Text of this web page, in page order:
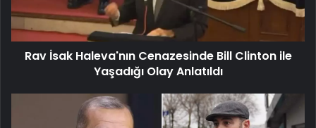
ile
Olay
Anlatıldı
Rav İsak Haleva'nın Cenazesinde Bill Clinton ile
Yaşadığı Olay Anlatıldı